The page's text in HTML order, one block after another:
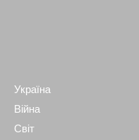
Україна
Війна
Світ